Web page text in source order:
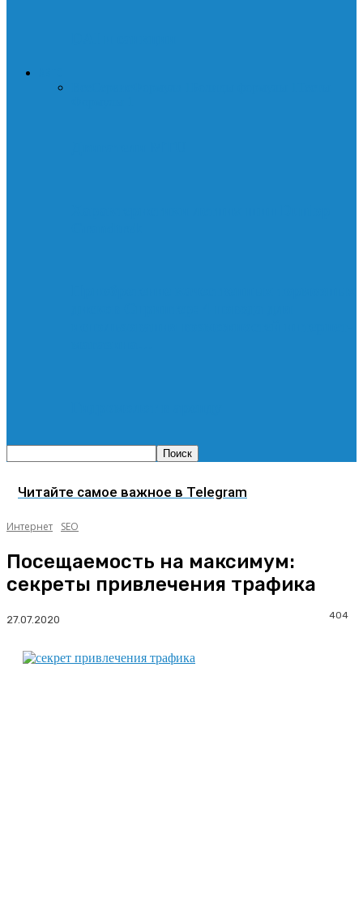
Читайте самое важное в Telegram
Интернет SEO
Посещаемость на максимум:
секреты привлечения трафика
404